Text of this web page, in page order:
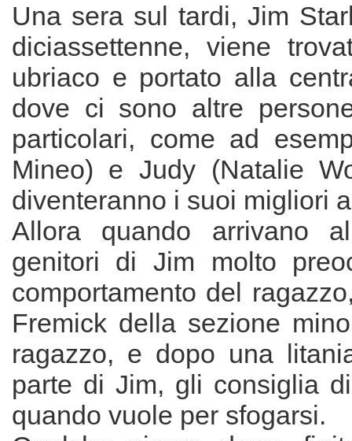
Una sera sul tardi, Jim
diciassettenne, viene
ubriaco e portato alla
dove ci sono altre
particolari, come ad
Mineo) e Judy (Natalie
diventeranno i suoi migliori
Allora quando arrivano
genitori di Jim molto
comportamento del
Fremick della sezione
ragazzo, e dopo una
parte di Jim, gli consiglia
quando vuole per sfogarsi.